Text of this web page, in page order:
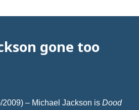
gone too
2009) – Michael Jackson is Dood